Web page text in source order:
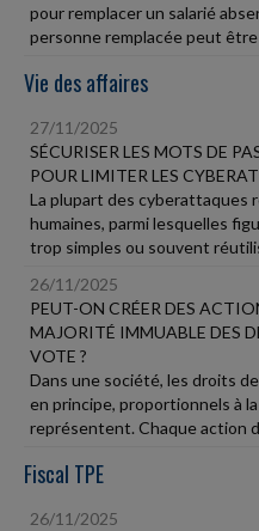
pour remplacer un salarié
personne remplacée peut être
Vie des affaires
27/11/2025
SÉCURISER LES MOTS DE
POUR LIMITER LES
La plupart des cyberattaques
humaines, parmi lesquelles
trop simples ou souvent
26/11/2025
PEUT-ON CRÉER DES
MAJORITÉ IMMUABLE DES
VOTE ?
Dans une société, les droits
en principe, proportionnels à
représentent. Chaque action
Fiscal TPE
26/11/2025